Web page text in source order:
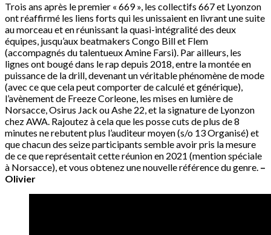
Trois ans après le premier « 669 », les collectifs 667 et Lyonzon
ont réaffirmé les liens forts qui les unissaient en livrant une suite
au morceau et en réunissant la quasi-intégralité des deux
équipes, jusqu’aux beatmakers Congo Bill et Flem
(accompagnés du talentueux Amine Farsi). Par ailleurs, les
lignes ont bougé dans le rap depuis 2018, entre la montée en
puissance de la drill, devenant un véritable phénomène de mode
(avec ce que cela peut comporter de calculé et générique),
l’avènement de Freeze Corleone, les mises en lumière de
Norsacce, Osirus Jack ou Ashe 22, et la signature de Lyonzon
chez AWA. Rajoutez à cela que les posse cuts de plus de 8
minutes ne rebutent plus l’auditeur moyen (s/o 13 Organisé) et
que chacun des seize participants semble avoir pris la mesure
de ce que représentait cette réunion en 2021 (mention spéciale
à Norsacce), et vous obtenez une nouvelle référence du genre. –
Olivier